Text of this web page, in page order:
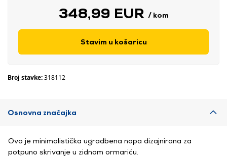
348,99 EUR / kom
Stavim u košaricu
Broj stavke:318112
Osnovna značajka
Ovo je minimalistička ugradbena napa dizajnirana za
potpuno skrivanje u zidnom ormariću.